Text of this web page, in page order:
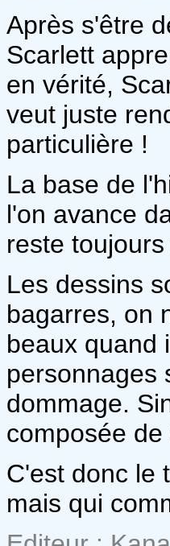
Après s'être
Scarlett
en vérité,
veut juste
particulière !
La base de
l'on avance
reste
Les dessins
bagarres, on
beaux quand
personnages
dommage.
composée
C'est donc le
mais qui